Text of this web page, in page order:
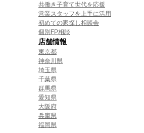
共働き子育て世代を応援
営業スタッフを上手に活用
初めての家探し相談会
個別FP相談
店舗情報
東京都
神奈川県
埼玉県
千葉県
群馬県
愛知県
大阪府
兵庫県
福岡県